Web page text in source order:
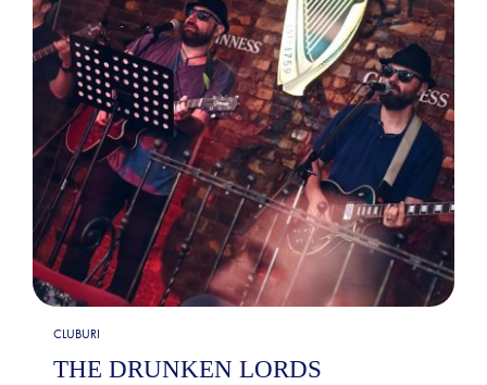
CLUBURI
THE DRUNKEN LORDS